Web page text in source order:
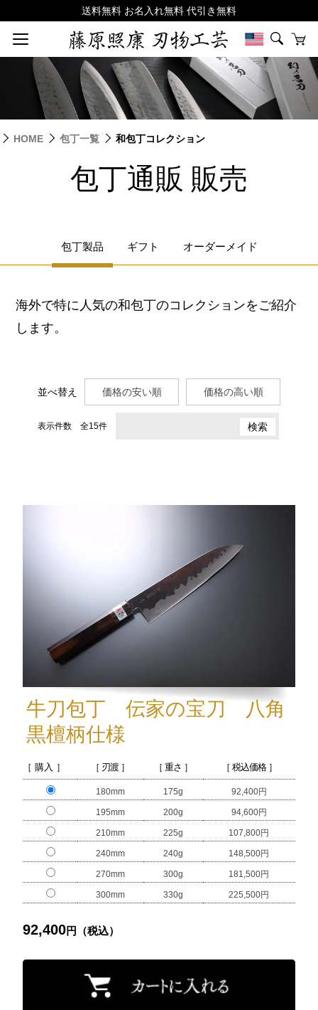
HOME 包丁一覧 和包丁コレクション
包丁通販 販売
包丁製品 ギフト オーダーメイド
海外で特に人気の和包丁のコレクションをご紹介
します。
並べ替え 価格の安い順 価格の高い順
表示件数 全15件
牛刀包丁 伝家の宝刀 八角
黒檀柄仕様
［ 購入 ］ ［ 刃渡 ］ ［ 重さ ］ ［ 税込価格 ］
180mm 175g 92,400円
195mm 200g 94,600円
210mm 225g 107,800円
240mm 240g 148,500円
270mm 300g 181,500円
300mm 330g 225,500円
92,400円（税込）